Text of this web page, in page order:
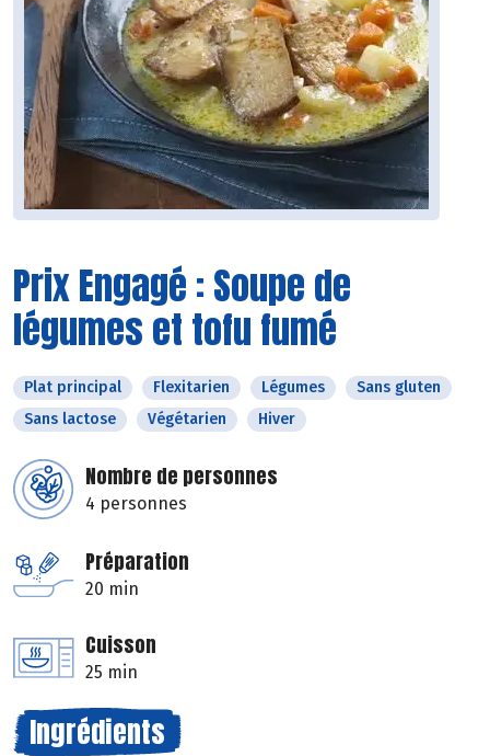
Prix Engagé : Soupe de
légumes et tofu fumé
Plat principal Flexitarien Légumes
Sans gluten
Sans lactose
Végétarien Hiver
Nombre de personnes
4 personnes
Préparation
20 min
Cuisson
25 min
Ingrédients